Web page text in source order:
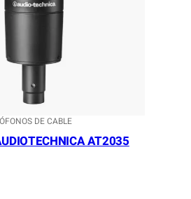
DE CABLE
AT2035